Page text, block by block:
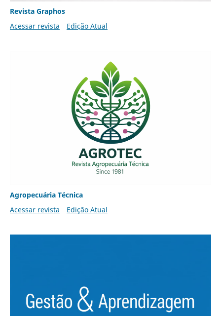
Revista Graphos
Acessar revista
Edição Atual
Agropecuária Técnica
Acessar revista
Edição Atual